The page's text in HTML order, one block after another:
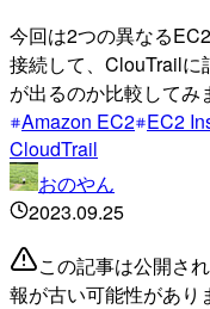
今回は2つの異なる
接続して、ClouTrailに
が出るのか比較してみ
Amazon EC2 EC2
CloudTrail
おのやん
2023.09.25
この記事は公開さ
報が古い可能性があり